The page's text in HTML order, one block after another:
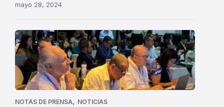
mayo 28, 2024
CMTC
en
Foro
Sistema
Nacional
de
NOTAS DE PRENSA, NOTICIAS